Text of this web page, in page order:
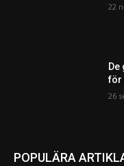
22
för
26
POPULÄRA